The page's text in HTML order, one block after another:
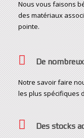
Nous vous faisons
des matériaux
pointe.
De
Notre savoir faire
les plus spécifiques
Des stocks